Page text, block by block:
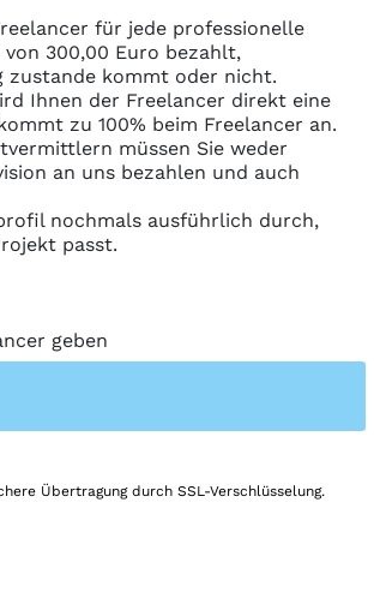
für jede professionelle
300,00 Euro bezahlt,
zustande kommt oder nicht.
Ihnen der Freelancer direkt eine
zu 100% beim Freelancer an.
müssen Sie weder
an uns bezahlen und auch
nochmals ausführlich durch,
passt.
geben
Übertragung durch SSL-Verschlüsselung.